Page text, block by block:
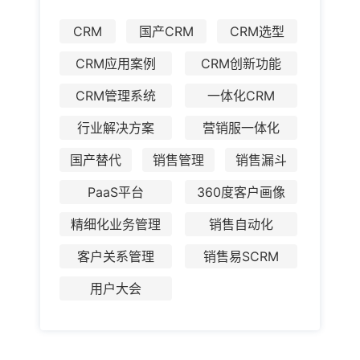
CRM 国产CRM
CRM选型
CRM应用案例
CRM创新功能
CRM管理系统
一体化CRM
行业解决方案
营销服一体化
国产替代
销售管理
销售漏斗
PaaS平台
360度客户画像
精细化业务管理
销售自动化
客户关系管理
销售易SCRM
用户大会